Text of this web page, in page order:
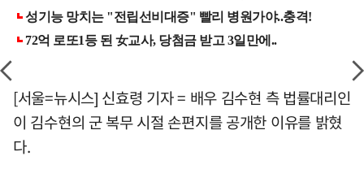
[서울=뉴시스] 신효령 기자 = 배우 김수현 측 법률대리인
이 김수현의 군 복무 시절 손편지를 공개한 이유를 밝혔
다.